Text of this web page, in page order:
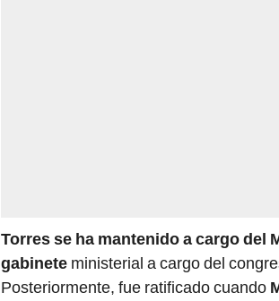
Torres se ha mantenido a cargo del
gabinete ministerial a cargo del
Posteriormente, fue ratificado cuando